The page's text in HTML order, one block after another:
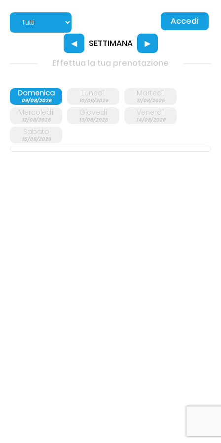
Accedi
◀
SETTIMANA
▶
Effettua la tua prenotazione
Domenica
09/08/2026
Lunedì
10/08/2026
Martedì
11/08/2026
Mercoledì
12/08/2026
Giovedì
13/08/2026
Venerdì
14/08/2026
Sabato
15/08/2026